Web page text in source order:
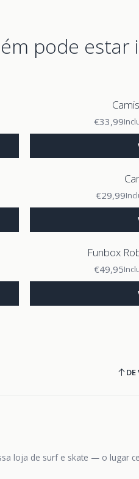
pode
€33,99
€29,99
Funbox
€49,95
loja de surf e skate — o lugar